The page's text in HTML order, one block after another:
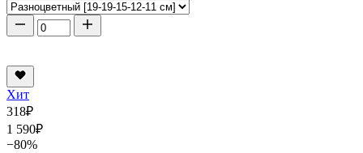
Хит
318₽
1 590₽
−80%